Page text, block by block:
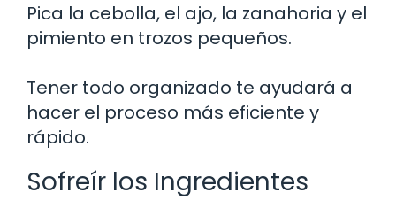
Pica la cebolla, el ajo, la zanahoria y el
pimiento en trozos pequeños.
Tener todo organizado te ayudará a
hacer el proceso más eficiente y
rápido.
Sofreír los Ingredientes